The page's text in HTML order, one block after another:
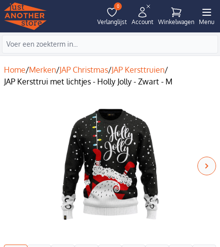
0
Verlanglijst Account Winkelwagen Menu
Home/Merken/JAP Christmas/JAP Kersttruien/
JAP Kersttrui met lichtjes - Holly Jolly - Zwart - M